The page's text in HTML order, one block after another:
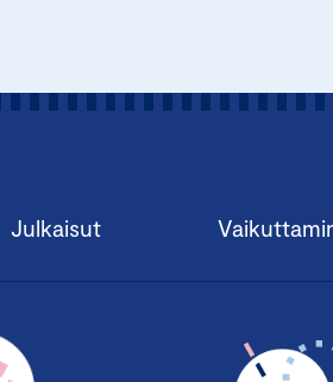
Julkaisut